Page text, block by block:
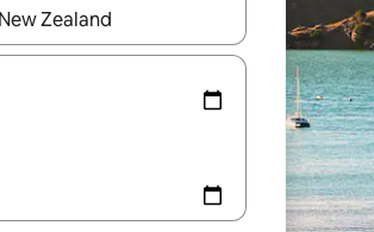
estiverem disponíveis, explore-os usando as